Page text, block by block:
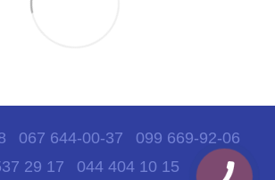
067 644-00-37
099 669-92-06
29 17
044 404 10 15